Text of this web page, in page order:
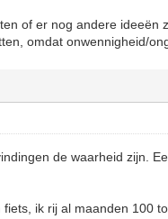
of er nog andere
omdat onwennigheid/
de waarheid zijn.
ik rij al maanden 100